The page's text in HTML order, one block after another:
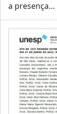
a presença…